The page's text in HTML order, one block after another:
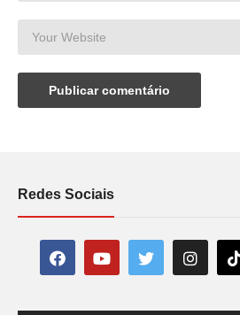
Redes Sociais